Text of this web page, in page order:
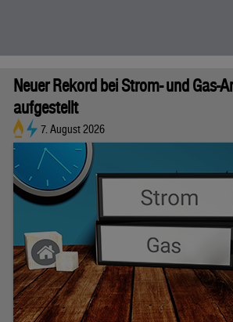
Neuer Rekord bei Strom- und Gas-
aufgestellt
7. August 2026